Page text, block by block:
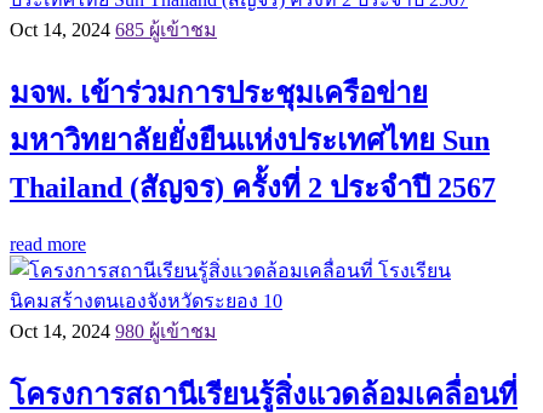
Oct 14, 2024 685 ผู้เข้าชม
มจพ. เข้าร่วมการประชุมเครือข่าย
มหาวิทยาลัยยั่งยืนแห่งประเทศไทย Sun
Thailand (สัญจร) ครั้งที่ 2 ประจำปี 2567
read more
Oct 14, 2024 980 ผู้เข้าชม
โครงการสถานีเรียนรู้สิ่งแวดล้อมเคลื่อนที่